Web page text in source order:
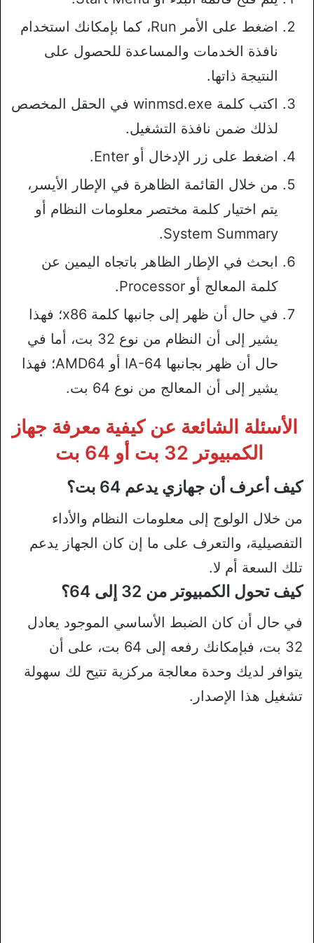
اضغط على الأمر Run، كما بإمكانك استخدام
نافذة الخدمات والمساعدة للحصول على
النتيجة ذاتها.
اكتب كلمة winmsd.exe في الحقل المخصص
لذلك ضمن نافذة التشغيل.
اضغط على زر الإدخال أو Enter.
من خلال القائمة الظاهرة في الإطار الأيسر،
يتم اختيار كلمة مختصر معلومات النظام أو
System Summary.
ابحث في الإطار الظاهر باتجاه اليمين عن
كلمة المعالج أو Processor.
في حال أن ظهر إلى جانبها كلمة x86؛ فهذا
يشير إلى أن النظام من نوع 32 بت، أما في
حال أن ظهر بجانبها IA-64 أو AMD64؛ فهذا
يشير إلى أن المعالج من نوع 64 بت.
الأسئلة الشائعة عن كيفية معرفة جهاز
الكمبيوتر 32 بت أو 64 بت
كيف أعرف أن جهازي يدعم 64 بت؟
من خلال الولوج إلى معلومات النظام والأداء
التفصيلية، والتعرف على ما إن كان الجهاز يدعم
تلك السعة أم لا.
كيف تحول الكمبيوتر من 32 إلى 64؟
في حال أن كان الضبط الأساسي الموجود يعادل
32 بت، فبإمكانك رفعه إلى 64 بت، على أن
يتوافر لديك وحدة معالجة مركزية تتيح لك سهولة
تشغيل هذا الإصدار.